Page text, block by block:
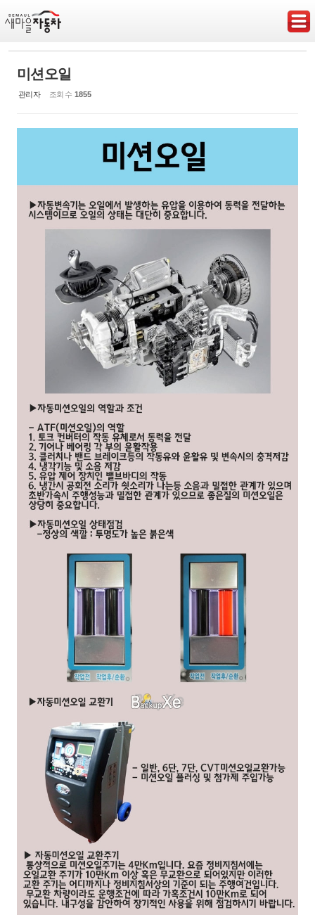
미션오일
관리자 조회 수 1855
Sketchbook5, 스케치북5
Sketchbook5, 스케치북5